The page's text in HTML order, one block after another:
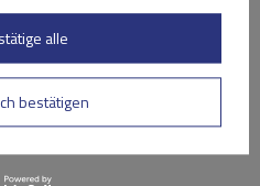
in Verbindung mit einer
viele Jahre störungsfreien
Geschwindigkeiten bis zu 130
bestätigen
alle